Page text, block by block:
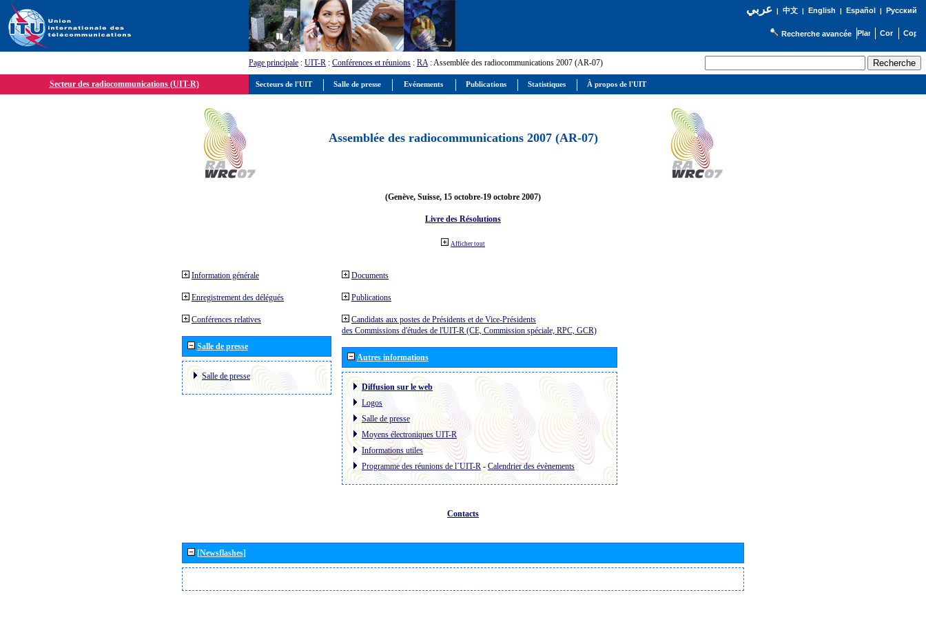
عربي| 中文| English | Español | Русский
Recherche avancée
Page principale : UIT-R : Conférences et réunions : RA: Assemblée des radiocommunications 2007 (AR-07)
Secteur des radiocommunications (UIT-R)
Assemblée des radiocommunications 2007 (AR-07)
(Genève, Suisse, 15 octobre-19 octobre 2007)
Livre des Résolutions
Afficher tout
Information générale
Enregistrement des délégués
Conférences relatives
Salle de presse
Salle de presse
Documents
Publications
Candidats aux postes de Présidents et de Vice-Présidents
des Commissions d'études de l'UIT-R (CE, Commission spéciale, RPC, GCR)
Autres informations
Diffusion sur le web
Logos
Salle de presse
Moyens électroniques UIT-R
Informations utiles
Programme des réunions de l´UIT-R- Calendrier des évènements
Contacts
[Newsflashes]
Secteurs de l'UIT Salle de presse Evénements Publications Statistiques À propos de l'UIT